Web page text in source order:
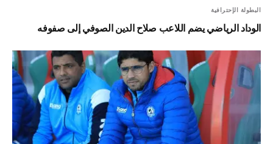
البطولة الإحترافية
الوداد الرياضي يضم اللاعب صلاح الدين الصوفي إلى صفوفه